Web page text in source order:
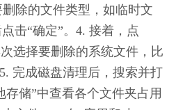
除的文件类型，如临时文
击“确定”。4. 接着，点
选择要删除的系统文件，比
完成磁盘清理后，搜索并打
存储”中查看各个文件夹占用